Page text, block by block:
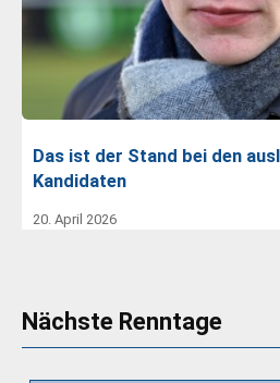
Das ist der Stand bei den
Kandidaten
20. April 2026
Nächste Renntage